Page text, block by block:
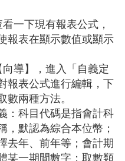
一下現有報表公式，
報表在顯示數值或顯示
導】，進入「自義定
報表公式進行編輯，下
兩種方法。
：科目代碼是指會計科
，默認為綜合本位幣；
去年、前年等；會計期
某一期間數字；取數類